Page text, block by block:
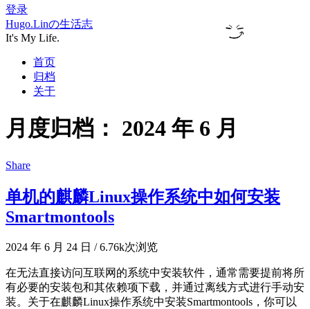
登录
Hugo.Linの生活志
It's My Life.
首页
归档
关于
月度归档： 2024 年 6 月
Share
单机的麒麟Linux操作系统中如何安装
Smartmontools
2024 年 6 月 24 日 /6.76k次浏览
在无法直接访问互联网的系统中安装软件，通常需要提前将所
有必要的安装包和其依赖项下载，并通过离线方式进行手动安
装。关于在麒麟Linux操作系统中安装Smartmontools，你可以